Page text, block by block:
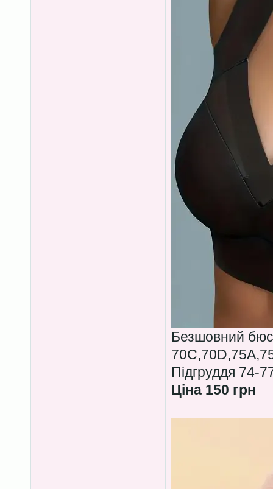
Безшовний
Підгруддя 74-
Ціна 150 грн